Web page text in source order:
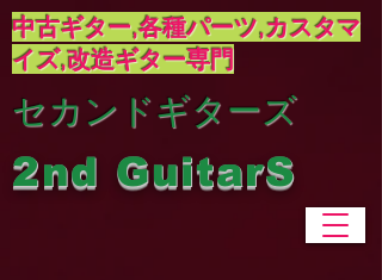
中古ギター,各種パーツ,カスタマ
イズ,改造ギター専門
​セカンドギターズ
2nd GuitarS